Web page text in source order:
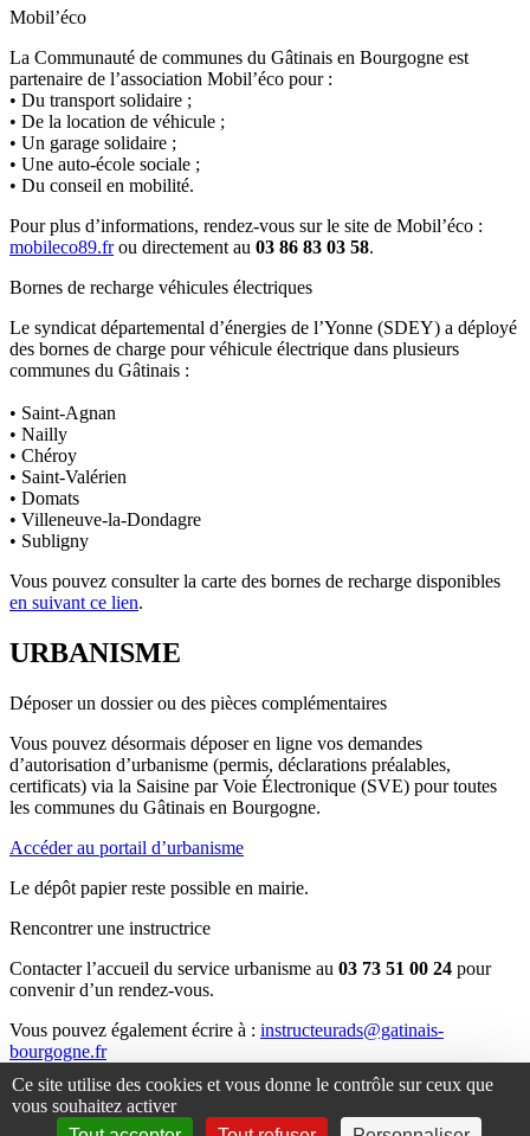
Ce site utilise des cookies et vous donne le contrôle sur ceux que
vous souhaitez activer
Mobil’éco
La Communauté de communes du Gâtinais en Bourgogne est
partenaire de l’association Mobil’éco pour :
• Du transport solidaire ;
• De la location de véhicule ;
• Un garage solidaire ;
• Une auto-école sociale ;
• Du conseil en mobilité.
Pour plus d’informations, rendez-vous sur le site de Mobil’éco :
mobileco89.frou directement au 03 86 83 03 58.
Bornes de recharge véhicules électriques
Le syndicat départemental d’énergies de l’Yonne (SDEY) a déployé
des bornes de charge pour véhicule électrique dans plusieurs
communes du Gâtinais :
• Saint-Agnan
• Nailly
• Chéroy
• Saint-Valérien
• Domats
• Villeneuve-la-Dondagre
• Subligny
Vous pouvez consulter la carte des bornes de recharge disponibles
en suivant ce lien.
URBANISME
Déposer un dossier ou des pièces complémentaires
Vous pouvez désormais déposer en ligne vos demandes
d’autorisation d’urbanisme (permis, déclarations préalables,
certificats) via la Saisine par Voie Électronique (SVE) pour toutes
les communes du Gâtinais en Bourgogne.
Accéder au portail d’urbanisme
Le dépôt papier reste possible en mairie.
Rencontrer une instructrice
Contacter l’accueil du service urbanisme au 03 73 51 00 24 pour
convenir d’un rendez-vous.
Vous pouvez également écrire à : instructeurads@gatinais-
bourgogne.fr
Consulter le PLUi
Le Plan Local d’Urbanisme Intercommunal (PLUi) est consultable